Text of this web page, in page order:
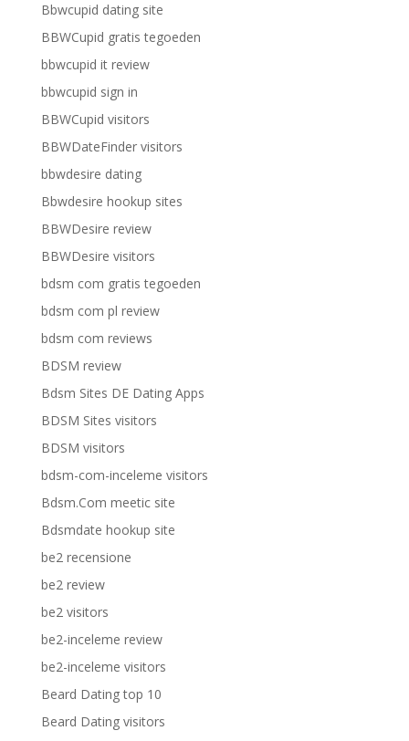
Bbwcupid dating site
BBWCupid gratis tegoeden
bbwcupid it review
bbwcupid sign in
BBWCupid visitors
BBWDateFinder visitors
bbwdesire dating
Bbwdesire hookup sites
BBWDesire review
BBWDesire visitors
bdsm com gratis tegoeden
bdsm com pl review
bdsm com reviews
BDSM review
Bdsm Sites DE Dating Apps
BDSM Sites visitors
BDSM visitors
bdsm-com-inceleme visitors
Bdsm.Com meetic site
Bdsmdate hookup site
be2 recensione
be2 review
be2 visitors
be2-inceleme review
be2-inceleme visitors
Beard Dating top 10
Beard Dating visitors